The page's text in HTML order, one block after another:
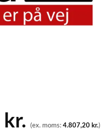
kr. (ex. moms:4.807,20kr.)